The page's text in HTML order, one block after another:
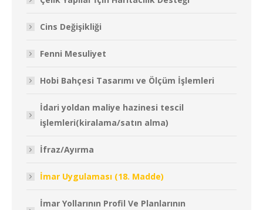
Cins Değişikliği
Fenni Mesuliyet
Hobi Bahçesi Tasarımı ve Ölçüm İşlemleri
İdari yoldan maliye hazinesi tescil
işlemleri(kiralama/satın alma)
İfraz/Ayırma
İmar Uygulaması (18. Madde)
İmar Yollarının Profil Ve Planlarının